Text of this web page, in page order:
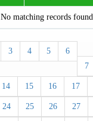
No matching records found
3 4 5
6
7
14 15 16 17
24 25 26 27